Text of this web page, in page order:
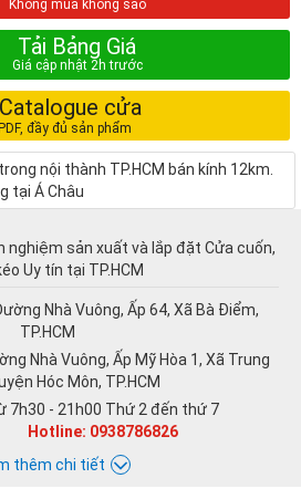
Tải Bảng Giá
cửa
nội thành TP.HCM bán kính 12km.
tại Á Châu
nghiệm sản xuất và lắp đặt Cửa cuốn,
Uy tín tại TP.HCM
Nhà Vuông, Ấp 64, Xã Bà Điểm,
TP.HCM
Nhà Vuông, Ấp Mỹ Hòa 1, Xã Trung
Hóc Môn, TP.HCM
7h30 - 21h00 Thứ 2 đến thứ 7
Hotline: 0938786826
thêm chi tiết